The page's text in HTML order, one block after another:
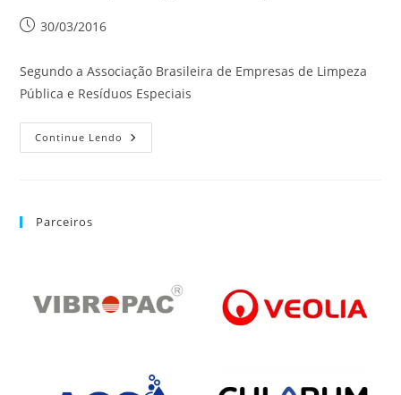
30/03/2016
Segundo a Associação Brasileira de Empresas de Limpeza
Pública e Resíduos Especiais
Continue Lendo
Parceiros